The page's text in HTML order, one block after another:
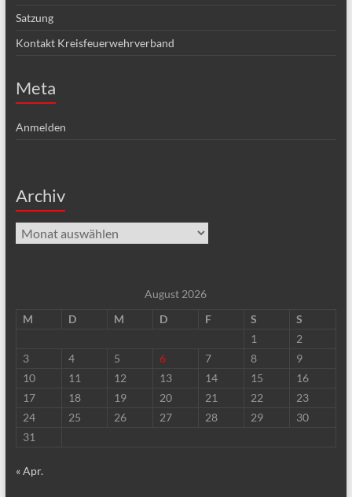
Satzung
Kontakt Kreisfeuerwehrverband
Meta
Anmelden
Archiv
Archiv
August 2026
M
D M D F S
S
1
2
3
4 5 6 7 8
9
10
11 12 13 14 15
16
17
18 19 20 21 22
23
24
25 26 27 28 29
30
31
« Apr.